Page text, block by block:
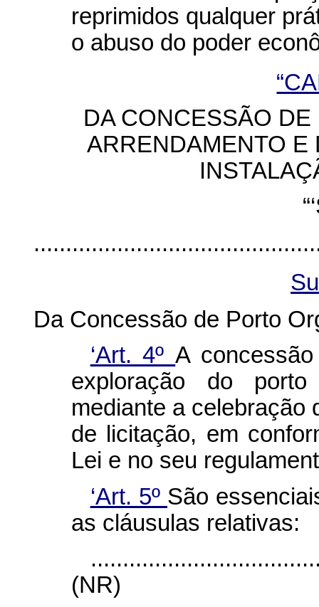
reprimidos qualquer
o abuso do poder
DA CONCESSÃO
ARRENDAMENTO E
Da Concessão de Porto
‘Art. 4ºA
exploração do
mediante a celebração
de licitação, em
Lei e no seu
‘Art. 5º São
as cláusulas relativas:
(NR)